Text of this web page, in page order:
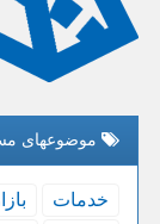
موضوعهای
خدمات